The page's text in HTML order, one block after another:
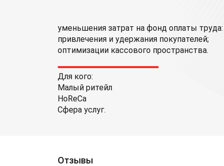
уменьшения затрат на фонд оплаты
привлечения и удержания покупателей;
оптимизации кассового пространства.
Для кого:
Малый ритейл
HoReCa
Сфера услуг.
Отзывы